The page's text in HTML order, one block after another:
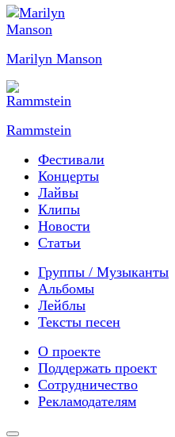
Marilyn Manson
Rammstein
Фестивали
Концерты
Лайвы
Клипы
Новости
Статьи
Группы / Музыканты
Альбомы
Лейблы
Тексты песен
О проекте
Поддержать проект
Сотрудничество
Рекламодателям